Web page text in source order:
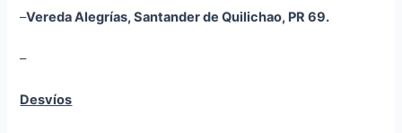
–Vereda Alegrías, Santander de Quilichao, PR 69.
–
Desvíos